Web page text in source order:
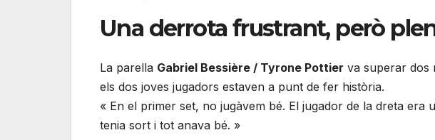
Una derrota frustrant, però
La parella Gabriel Bessière / Tyrone Pottier va superar dos
els dos joves jugadors estaven a punt de fer història.
« En el primer set, no jugàvem bé. El jugador de la dreta
tenia sort i tot anava bé. »